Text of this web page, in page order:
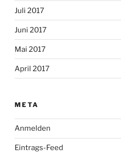
Juli 2017
Juni 2017
Mai 2017
April 2017
META
Anmelden
Eintrags-Feed